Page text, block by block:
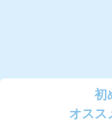
初
オスス